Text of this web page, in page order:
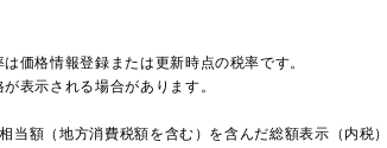
価格情報登録または更新時点の税率です。
表示される場合があります。
額（地方消費税額を含む）を含んだ総額表示（内税）